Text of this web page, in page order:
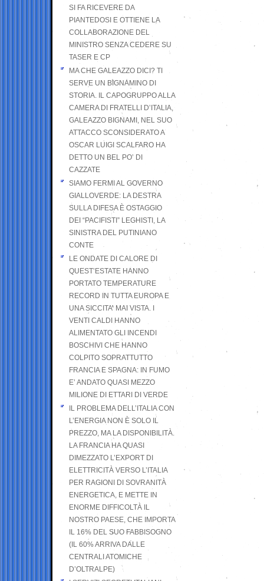
SI FA RICEVERE DA
PIANTEDOSI E OTTIENE LA
COLLABORAZIONE DEL
MINISTRO SENZA CEDERE SU
TASER E CP
MA CHE GALEAZZO DICI? TI
SERVE UN BIGNAMINO DI
STORIA. IL CAPOGRUPPO ALLA
CAMERA DI FRATELLI D’ITALIA,
GALEAZZO BIGNAMI, NEL SUO
ATTACCO SCONSIDERATO A
OSCAR LUIGI SCALFARO HA
DETTO UN BEL PO’ DI
CAZZATE
SIAMO FERMI AL GOVERNO
GIALLOVERDE: LA DESTRA
SULLA DIFESA È OSTAGGIO
DEI “PACIFISTI” LEGHISTI, LA
SINISTRA DEL PUTINIANO
CONTE
LE ONDATE DI CALORE DI
QUEST’ESTATE HANNO
PORTATO TEMPERATURE
RECORD IN TUTTA EUROPA E
UNA SICCITA’ MAI VISTA. I
VENTI CALDI HANNO
ALIMENTATO GLI INCENDI
BOSCHIVI CHE HANNO
COLPITO SOPRATTUTTO
FRANCIA E SPAGNA: IN FUMO
E’ ANDATO QUASI MEZZO
MILIONE DI ETTARI DI VERDE
IL PROBLEMA DELL’ITALIA CON
L’ENERGIA NON È SOLO IL
PREZZO, MA LA DISPONIBILITÀ.
LA FRANCIA HA QUASI
DIMEZZATO L’EXPORT DI
ELETTRICITÀ VERSO L’ITALIA
PER RAGIONI DI SOVRANITÀ
ENERGETICA, E METTE IN
ENORME DIFFICOLTÀ IL
NOSTRO PAESE, CHE IMPORTA
IL 16% DEL SUO FABBISOGNO
(IL 60% ARRIVA DALLE
CENTRALI ATOMICHE
D’OLTRALPE)